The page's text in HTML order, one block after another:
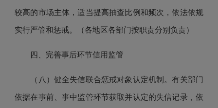
较高的市场主体，适当提高抽查比例和频次，依法依规
实行严管和惩戒。（各地区各部门按职责分别负责）
四、完善事后环节信用监管
（八）健全失信联合惩戒对象认定机制。有关部门
依据在事前、事中监管环节获取并认定的失信记录，依